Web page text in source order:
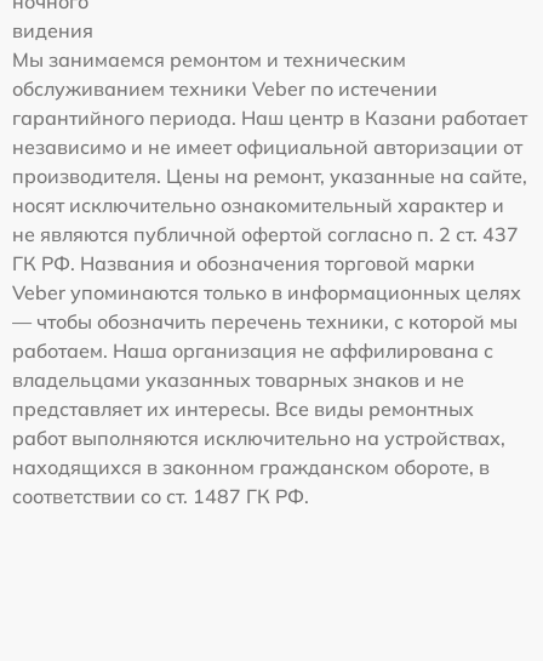
видения
Мы занимаемся ремонтом и техническим
обслуживанием техники Veber по истечении
гарантийного периода. Наш центр в Казани работает
независимо и не имеет официальной авторизации от
производителя. Цены на ремонт, указанные на сайте,
носят исключительно ознакомительный характер и
не являются публичной офертой согласно п. 2 ст. 437
ГК РФ. Названия и обозначения торговой марки
Veber упоминаются только в информационных целях
— чтобы обозначить перечень техники, с которой мы
работаем. Наша организация не аффилирована с
владельцами указанных товарных знаков и не
представляет их интересы. Все виды ремонтных
работ выполняются исключительно на устройствах,
находящихся в законном гражданском обороте, в
соответствии со ст. 1487 ГК РФ.